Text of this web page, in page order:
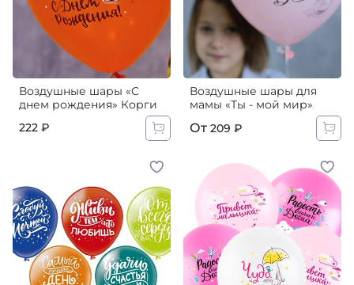
Воздушные шары «С
днем рождения» Корги
222 ₽
Воздушные шары для
мамы «Ты - мой мир»
От 209 ₽